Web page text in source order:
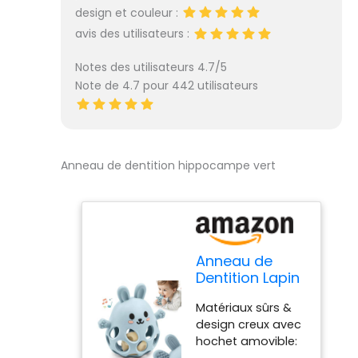
blessures à la
bouche.
colorée et
mignonne et le
dextérité et sa
main. Convient
aux mains de
votre bébé: La
taille du jouet de
dentition pour
bébé est très
adaptée aux
petites mains, le
bébé peut
design et couleur :
avis des utilisateurs :
Notes des utilisateurs 4.7/5
Note de 4.7 pour 442 utilisateurs
Anneau de dentition hippocampe vert
Anneau de
Dentition Lapin
pour Bébé en
Silicone
Alimentaire,
Matériaux sûrs &
design creux avec
hochet amovible: